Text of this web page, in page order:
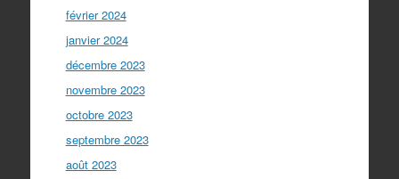
février 2024
janvier 2024
décembre 2023
novembre 2023
octobre 2023
septembre 2023
août 2023